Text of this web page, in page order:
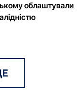
облаштували